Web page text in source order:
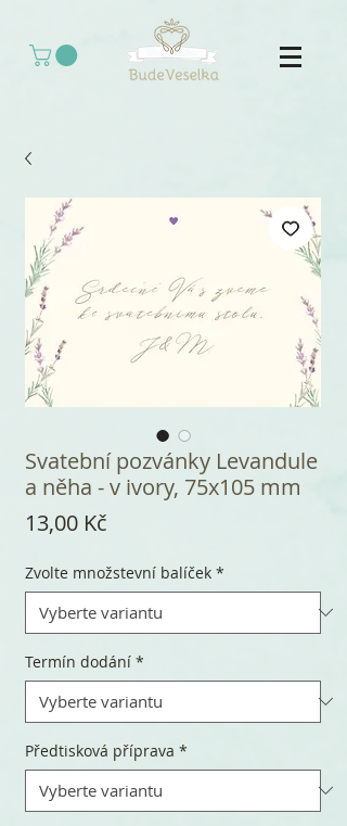
Svatební pozvánky Levandule
a něha - v ivory, 75x105 mm
13,00 Kč
Zvolte množstevní balíček *
Termín dodání *
Předtisková příprava *